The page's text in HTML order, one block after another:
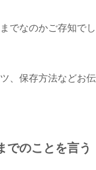
でなのかご存知でし
、保存方法などお伝
でのことを言う